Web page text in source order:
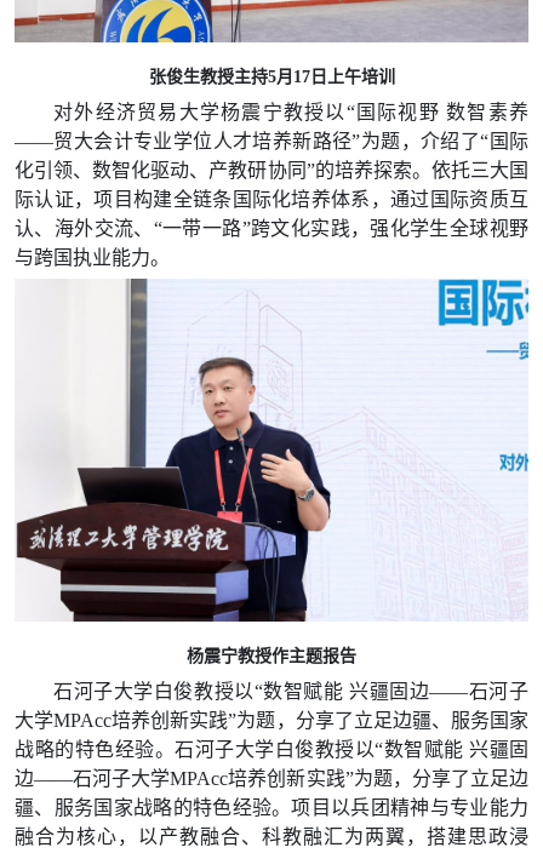
张俊生教授主持5月17日上午培训
对外经济贸易大学杨震宁教授以“国际视野 数智素养
——贸大会计专业学位人才培养新路径”为题，介绍了“国际
化引领、数智化驱动、产教研协同”的培养探索。依托三大国
际认证，项目构建全链条国际化培养体系，通过国际资质互
认、海外交流、“一带一路”跨文化实践，强化学生全球视野
与跨国执业能力。
杨震宁教授作主题报告
石河子大学白俊教授以“数智赋能 兴疆固边——石河子
大学MPAcc培养创新实践”为题，分享了立足边疆、服务国家
战略的特色经验。 石河子大学白俊教授以“数智赋能 兴疆固
边——石河子大学MPAcc培养创新实践”为题，分享了立足边
疆、服务国家战略的特色经验。项目以兵团精神与专业能力
融合为核心，以产教融合、科教融汇为两翼，搭建思政浸